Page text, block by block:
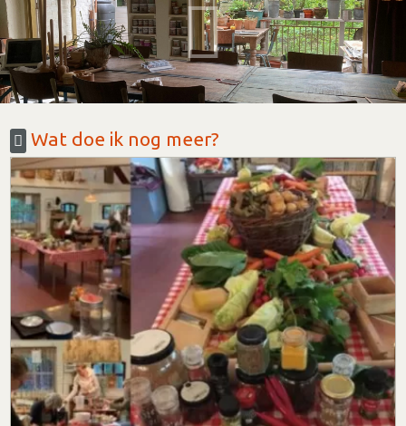
Wat doe ik nog meer?